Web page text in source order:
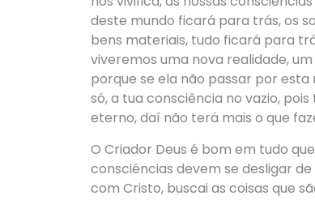
deste mundo ficará para trás, os
bens materiais, tudo ficará para
viveremos uma nova realidade,
porque se ela não passar por
só, a tua consciência no vazio,
eterno, daí não terá mais o que
O Criador Deus é bom em tudo
consciências devem se desligar
com Cristo, buscai as coisas que